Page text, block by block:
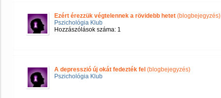
Ezért érezzük végtelennek a rövidebb hetet (blogbejegyzés)
Pszichológia Klub
Hozzászólások száma: 1
A depresszió új okát fedezték fel (blogbejegyzés)
Pszichológia Klub